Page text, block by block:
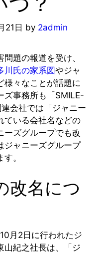
21日 by 2admin
題の報道を受け、
川氏の家系図やジャ
様々なことが話題に
ズ事務所も「SMILE-
会社では「ジャニー
ている会社名などの
ーズグループでも改
ジャニーズグループ
。
改名につ
月2日に行われたジ
山紀之社長は、「ジ